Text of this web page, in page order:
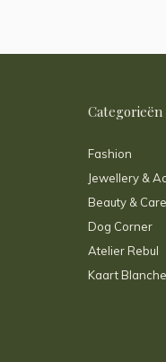
Categorieën
Fashion
Jewellery &
Beauty & Care
Dog Corner
Atelier Rebul
Kaart Blanche